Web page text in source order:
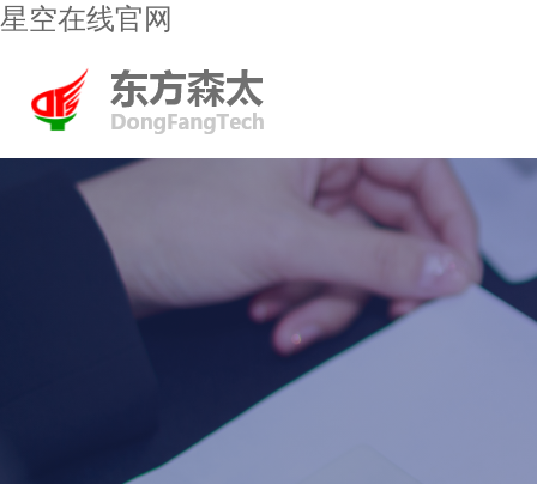
星空在线官网